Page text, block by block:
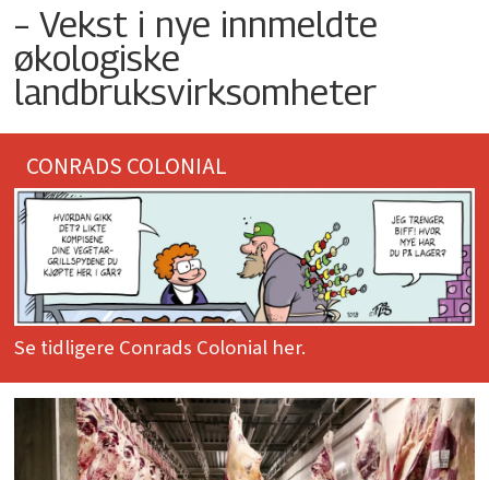
– Vekst i nye innmeldte
økologiske
landbruksvirksomheter
CONRADS COLONIAL
Se tidligere Conrads Colonial her.